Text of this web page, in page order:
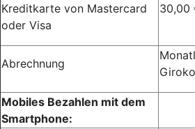
Kreditkarte von Mastercard
oder Visa
30,00
Abrechnung
Mobiles Bezahlen mit dem
Smartphone: